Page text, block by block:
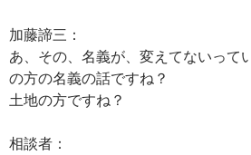
加藤諦三：
あ、その、名義が、変えてないって
の方の名義の話ですね？
土地の方ですね？
相談者：